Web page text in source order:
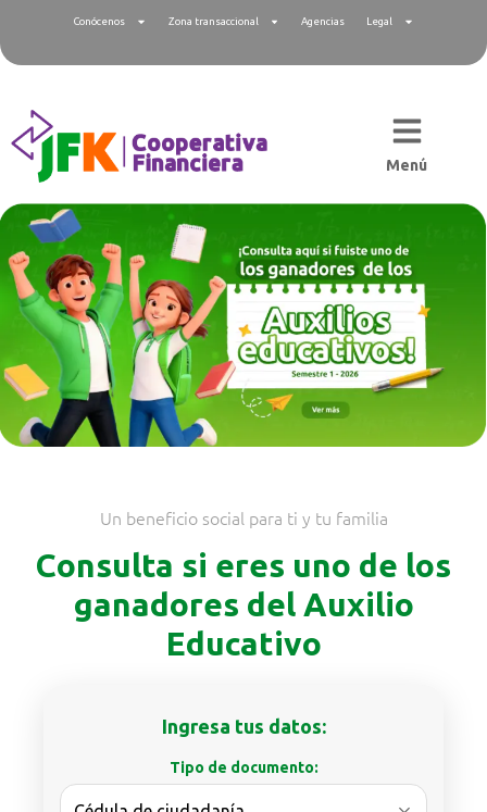
Conócenos Zona transaccional Agencias Legal
Menú
Un beneficio social para ti y tu familia
Consulta si eres uno de los
ganadores del Auxilio
Educativo
Ingresa tus datos:
Tipo de documento: